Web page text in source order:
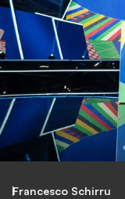
Francesco Schirru